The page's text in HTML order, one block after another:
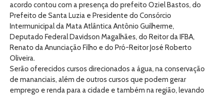
acordo contou com a presença do prefeito Oziel Bastos, do
Prefeito de Santa Luzia e Presidente do Consórcio
Intermunicipal da Mata Atlântica Antônio Guilherme,
Deputado Federal Davidson Magalhães, do Reitor da IFBA,
Renato da Anunciação Filho e do Pró-Reitor José Roberto
Oliveira.
Serão oferecidos cursos direcionados a água, na conservação
de mananciais, além de outros cursos que podem gerar
emprego e renda para a cidade e também na região, levando